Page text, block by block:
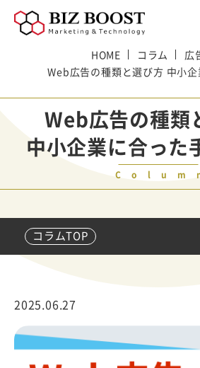
HOME コラム
広
Web広告の種類と選び方 中小
Web広告の種類
中小企業に合った
コラムTOP
2025.06.27